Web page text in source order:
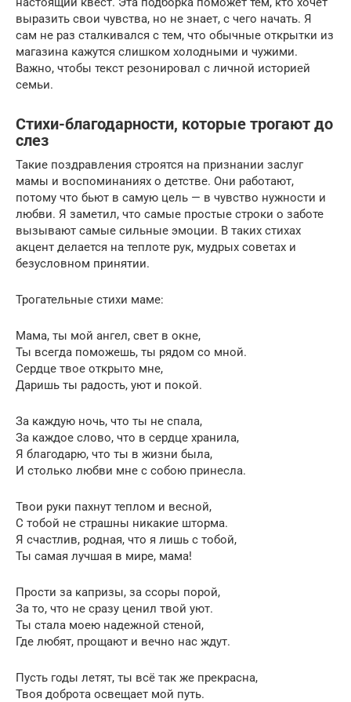
выразить свои чувства, но не знает, с чего начать. Я
сам не раз сталкивался с тем, что обычные открытки из
магазина кажутся слишком холодными и чужими.
Важно, чтобы текст резонировал с личной историей
семьи.
Стихи-благодарности, которые трогают до
слез
Такие поздравления строятся на признании заслуг
мамы и воспоминаниях о детстве. Они работают,
потому что бьют в самую цель — в чувство нужности и
любви. Я заметил, что самые простые строки о заботе
вызывают самые сильные эмоции. В таких стихах
акцент делается на теплоте рук, мудрых советах и
безусловном принятии.
Трогательные стихи маме:
Мама, ты мой ангел, свет в окне,
Ты всегда поможешь, ты рядом со мной.
Сердце твое открыто мне,
Даришь ты радость, уют и покой.
За каждую ночь, что ты не спала,
За каждое слово, что в сердце хранила,
Я благодарю, что ты в жизни была,
И столько любви мне с собою принесла.
Твои руки пахнут теплом и весной,
С тобой не страшны никакие шторма.
Я счастлив, родная, что я лишь с тобой,
Ты самая лучшая в мире, мама!
Прости за капризы, за ссоры порой,
За то, что не сразу ценил твой уют.
Ты стала моею надежной стеной,
Где любят, прощают и вечно нас ждут.
Пусть годы летят, ты всё так же прекрасна,
Твоя доброта освещает мой путь.